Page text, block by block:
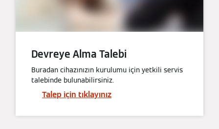
Devreye Alma Talebi
Buradan cihazınızın kurulumu için yetkili servis
talebinde bulunabilirsiniz.
Talep için tıklayınız